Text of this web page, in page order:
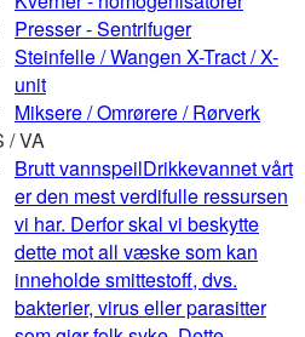
Presser - Sentrifuger
Steinfelle / Wangen X-Tract / X-
unit
Miksere / Omrørere / Rørverk
/ VA
Brutt vannspeilDrikkevannet vårt
er den mest verdifulle ressursen
vi har. Derfor skal vi beskytte
dette mot all væske som kan
inneholde smittestoff, dvs.
bakterier, virus eller parasitter